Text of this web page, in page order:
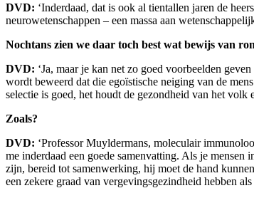
DVD: ‘Inderdaad, dat is ook al tientallen jaren de
neurowetenschappen – een massa aan
Nochtans zien we daar toch best wat bewijs van
DVD: ‘Ja, maar je kan net zo goed voorbeelden
wordt beweerd dat die egoïstische neiging van de
selectie is goed, het houdt de gezondheid van het volk
Zoals?
DVD: ‘Professor Muyldermans, moleculair
me inderdaad een goede samenvatting. Als je
zijn, bereid tot samenwerking, hij moet de hand
een zekere graad van vergevingsgezindheid hebben